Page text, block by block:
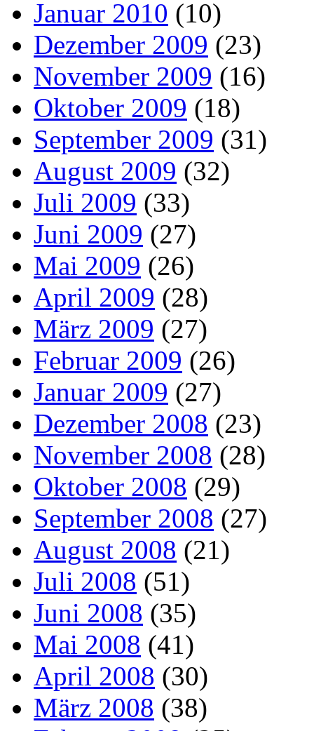
Januar 2010 (10)
Dezember 2009 (23)
November 2009 (16)
Oktober 2009 (18)
September 2009 (31)
August 2009 (32)
Juli 2009 (33)
Juni 2009 (27)
Mai 2009 (26)
April 2009 (28)
März 2009 (27)
Februar 2009 (26)
Januar 2009 (27)
Dezember 2008 (23)
November 2008 (28)
Oktober 2008 (29)
September 2008 (27)
August 2008 (21)
Juli 2008 (51)
Juni 2008 (35)
Mai 2008 (41)
April 2008 (30)
März 2008 (38)